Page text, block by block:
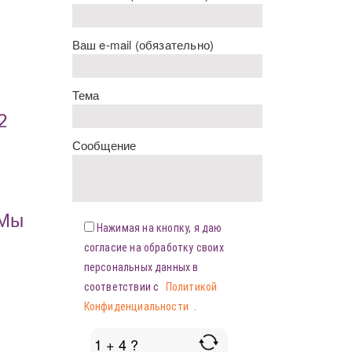
Ваш e-mail (обязательно)
Тема
Сообщение
Нажимая на кнопку, я даю
согласие на обработку своих
персональных данных в
соответствии с
Политикой
Конфиденциальности
1 + 4 ?